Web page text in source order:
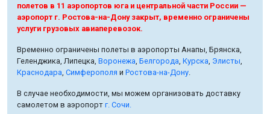
полетов в 11 аэропортов юга и центральной части России —
аэропорт г. Ростова-на-Дону закрыт, временно ограничены
услуги грузовых авиаперевозок.
Временно ограничены полеты в аэропорты Анапы, Брянска,
Геленджика, Липецка, Воронежа, Белгорода, Курска, Элисты,
Краснодара, Симферополя и Ростова-на-Дону.
В случае необходимости, мы можем организовать доставку
самолетом в аэропорт г. Сочи.